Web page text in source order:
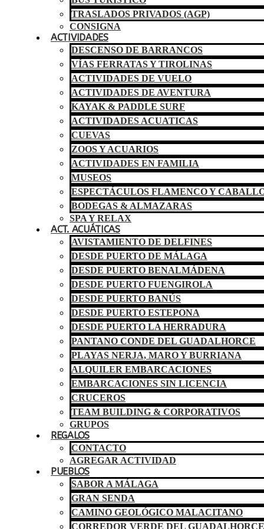
TRASLADOS PRIVADOS (AGP)
CONSIGNA
ACTIVIDADES
DESCENSO DE BARRANCOS
VÍAS FERRATAS Y TIROLINAS
ACTIVIDADES DE VUELO
ACTIVIDADES DE AVENTURA
KAYAK & PADDLE SURF
ACTIVIDADES ACUATICAS
CUEVAS
ZOOS Y ACUARIOS
ACTIVIDADES EN FAMILIA
MUSEOS
ESPECTÁCULOS FLAMENCO Y
BODEGAS & ALMAZARAS
SPA Y RELAX
ACT. ACUÁTICAS
AVISTAMIENTO DE DELFINES
DESDE PUERTO DE MÁLAGA
DESDE PUERTO BENALMÁDENA
DESDE PUERTO FUENGIROLA
DESDE PUERTO BANÚS
DESDE PUERTO ESTEPONA
DESDE PUERTO LA HERRADURA
PANTANO CONDE DEL GUADALHORCE
PLAYAS NERJA, MARO Y BURRIANA
ALQUILER EMBARCACIONES
EMBARCACIONES SIN LICENCIA
CRUCEROS
TEAM BUILDING & CORPORATIVOS
GRUPOS
REGALOS
CONTACTO
AGREGAR ACTIVIDAD
PUEBLOS
SABOR A MÁLAGA
GRAN SENDA
CAMINO GEOLÓGICO MALACITANO
CORREDOR VERDE DEL GUADALHORCE